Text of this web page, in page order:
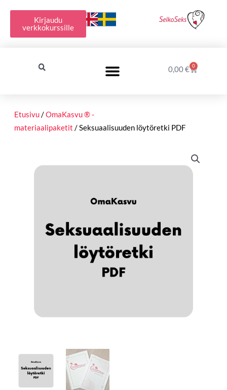
Kirjaudu
verkkokurssille
0,00€ 0
Cart
Etusivu/OmaKasvu ® -
materiaalipaketit / Seksuaalisuuden löytöretki PDF